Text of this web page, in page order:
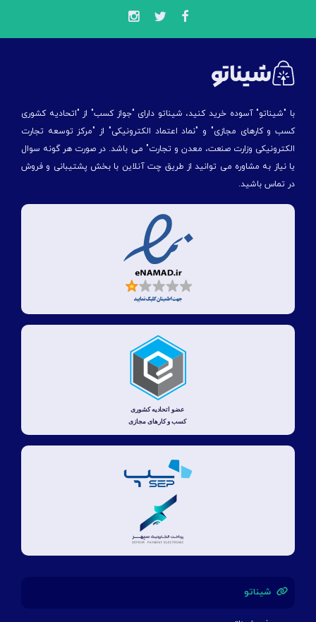
با "شیناتو" آسوده خرید کنید، شیناتو دارای "جواز کسب" از "اتحادیه کشوری
کسب و کارهای مجازی" و "نماد اعتماد الکترونیکی" از "مركز توسعه تجارت
الكترونیكی وزارت صنعت، معدن و تجارت" می باشد. در صورت هر گونه سوال
یا نیاز به مشاوره می توانید از طریق چت آنلاین با بخش پشتیبانی و فروش
در تماس باشید.
شیناتو